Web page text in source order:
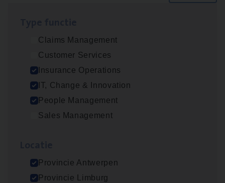
Claims Management
Customer Services
Insurance Operations
IT, Change & Innovation
People Management
Sales Management
Provincie Antwerpen
Provincie Limburg
Dos­sier­be­heer­der ver­ze­ke­rin­gen — Soci­al
Pro­fit en Public
Insurance Operations
Antwerpen
Insurance Operations
Beveren